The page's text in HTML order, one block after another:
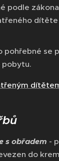
podle
dítěte
pohřebné se
pobytu.
s obřadem -
do